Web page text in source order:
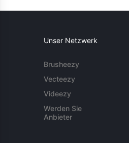
Unser Netzwerk
Brusheezy
Vecteezy
Videezy
Werden Sie
Anbieter